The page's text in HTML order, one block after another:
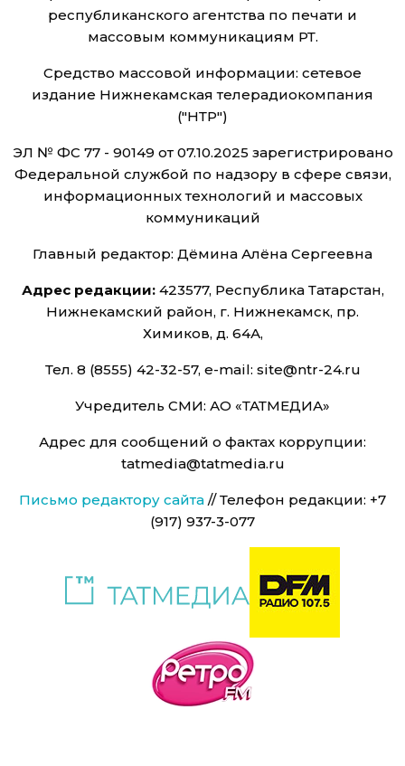
республиканского агентства по печати и
массовым коммуникациям РТ.
Средство массовой информации: сетевое
издание Нижнекамская телерадиокомпания
("НТР")
ЭЛ № ФС 77 - 90149 от 07.10.2025 зарегистрировано
Федеральной службой по надзору в сфере связи,
информационных технологий и массовых
коммуникаций
Главный редактор: Дёмина Алёна Сергеевна
Адрес редакции:423577, Республика Татарстан,
Нижнекамский район, г. Нижнекамск, пр.
Химиков, д. 64А,
Тел. 8 (8555) 42-32-57, e-mail: site@ntr-24.ru
Учредитель СМИ: АО «ТАТМЕДИА»
Адрес для сообщений о фактах коррупции:
tatmedia@tatmedia.ru
Письмо редактору сайта // Телефон редакции: +7
(917) 937-3-077